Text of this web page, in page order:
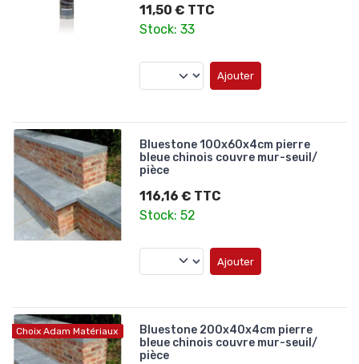
11,50 € TTC
Stock: 33
Ajouter
Bluestone 100x60x4cm pierre
bleue chinois couvre mur-seuil/
pièce
116,16 € TTC
Stock: 52
Ajouter
Choix Adam Matériaux
Bluestone 200x40x4cm pierre
bleue chinois couvre mur-seuil/
pièce